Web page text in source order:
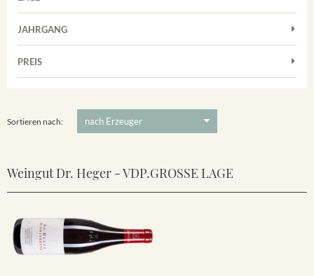
Weißwein
Grauburgunder
Riesling
Achkarrer Schlossberg
Vorderer Winklerberg
Winklerberg Hinter Winklen
JAHRGANG
PREIS
Sortieren nach:
Weingut Dr. Heger - VDP.GROSSE LAGE